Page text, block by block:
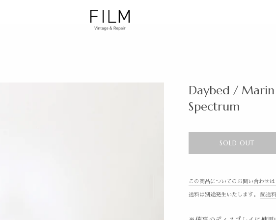
Daybed /
Spectrum
SOLD OUT
この商品についてのお問い合わせは
送料は別途発生いたします。 配送